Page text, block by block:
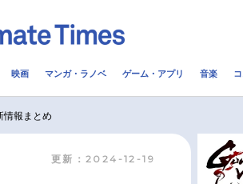
2.5次元 配信・
映画 マンガ・ラノベ ゲーム・アプリ 音楽
情報まとめ
更新：2024-12-19